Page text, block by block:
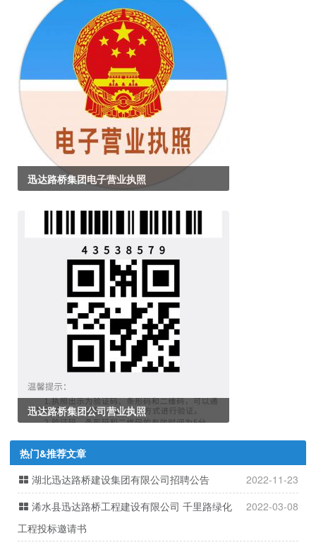
迅达路桥集团电子营业执照
迅达路桥集团公司营业执照
热门&推荐文章
2022-11-23
湖北迅达路桥建设集团有限公司招聘公告
2022-03-08
浠水县迅达路桥工程建设有限公司 千里路绿化
工程投标邀请书